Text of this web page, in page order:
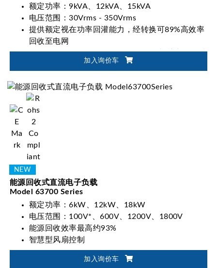
额定功率：9kVA、12kVA、15kVA
电压范围：30Vrms - 350Vrms
提供额定视在功率回灌能力，经转换可89%高效率
回收至电网
符合EVSE、Off-Grid Inverter及UPS相关产品测试
加入询价车
能源回收式直流电子负载
Model 63700 Series
额定功率：6kW、12kW、18kW
电压范围：100V*、600V、1200V、1800V
能源回收效率最高约93%
智慧型风扇控制
加入询价车